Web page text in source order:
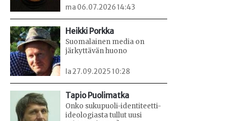
ma 06.07.2026 14:43
Heikki Porkka
Suomalainen media on
järkyttävän huono
la 27.09.2025 10:28
Tapio Puolimatka
Onko sukupuoli-identiteetti-
ideologiasta tullut uusi